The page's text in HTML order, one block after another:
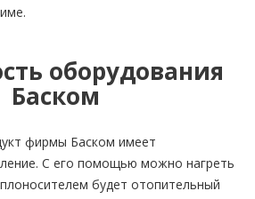
оборудования
Баском
фирмы Баском имеет
С его помощью можно нагреть
будет отопительный